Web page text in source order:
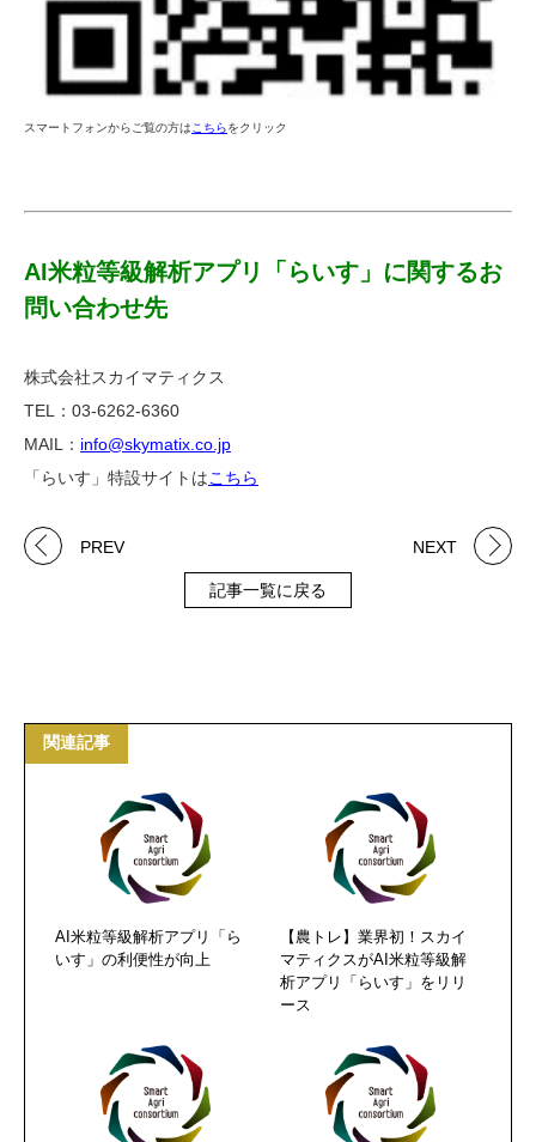
スマートフォンからご覧の方はこちらをクリック
AI米粒等級解析アプリ「らいす」に関するお
問い合わせ先
株式会社スカイマティクス
TEL：03-6262-6360
MAIL： info@skymatix.co.jp
「らいす」特設サイトはこちら
PREV
記事一覧に戻る
NEXT
関連記事
AI米粒等級解析アプリ「ら
いす」の利便性が向上
【農トレ】業界初！スカイ
マティクスがAI米粒等級解
析アプリ「らいす」をリリ
ース